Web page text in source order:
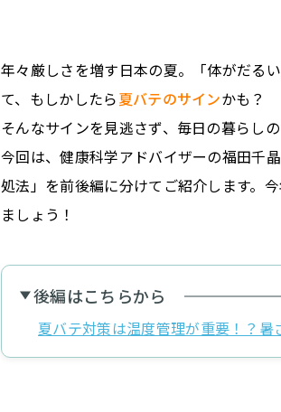
年々厳しさを増す日本の夏。「体がだる
て、もしかしたら夏バテのサインかも？
そんなサインを見逃さず、毎日の暮らし
今回は、健康科学アドバイザーの福田千
処法」を前後編に分けてご紹介します。
ましょう！
後編はこちらから
夏バテ対策は温度管理が重要！？暑